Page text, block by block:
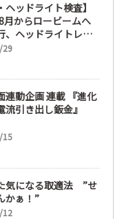
ヘッドライト検査】
月からロービームへ
、ヘッドライトレン
コーティングも重要
29
連動企画 連載 『進化
流引き出し鈑金』
15
気になる取適法 ”せ
かぁ！”
12